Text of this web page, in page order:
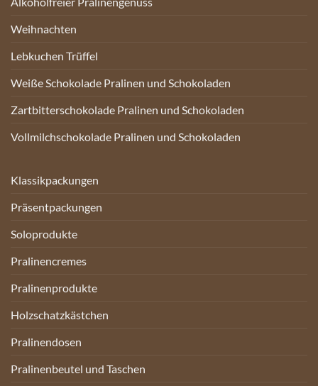
Weihnachten
Lebkuchen Trüffel
Weiße Schokolade Pralinen und Schokoladen
Zartbitterschokolade Pralinen und Schokoladen
Vollmilchschokolade Pralinen und Schokoladen
Klassikpackungen
Präsentpackungen
Soloprodukte
Pralinencremes
Pralinenprodukte
Holzschatzkästchen
Pralinendosen
Pralinenbeutel und Taschen